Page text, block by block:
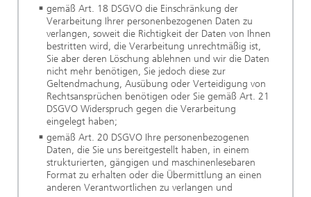
gemäß Art. 18 DSGVO die Einschränkung der
Verarbeitung Ihrer personenbezogenen Daten zu
verlangen, soweit die Richtigkeit der Daten von Ihnen
bestritten wird, die Verarbeitung unrechtmäßig ist,
Sie aber deren Löschung ablehnen und wir die Daten
nicht mehr benötigen, Sie jedoch diese zur
Geltendmachung, Ausübung oder Verteidigung von
Rechtsansprüchen benötigen oder Sie gemäß Art. 21
DSGVO Widerspruch gegen die Verarbeitung
eingelegt haben;
gemäß Art. 20 DSGVO Ihre personenbezogenen
Daten, die Sie uns bereitgestellt haben, in einem
strukturierten, gängigen und maschinenlesebaren
Format zu erhalten oder die Übermittlung an einen
anderen Verantwortlichen zu verlangen und